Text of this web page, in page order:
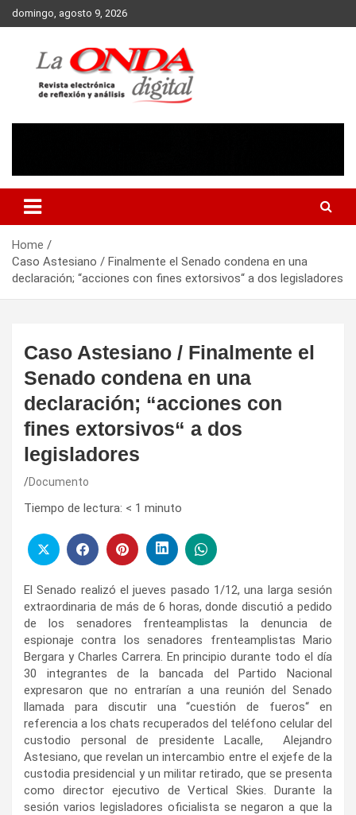
Skip
to
domingo, agosto 9, 2026
Home
Caso Astesiano / Finalmente el Senado condena en una
declaración; “acciones con fines extorsivos“ a dos legisladores
Caso Astesiano / Finalmente el
Senado condena en una
declaración; “acciones con
fines extorsivos“ a dos
legisladores
Documento
Tiempo de lectura: < 1 minuto
El Senado realizó el jueves pasado 1/12, una larga sesión
extraordinaria de más de 6 horas, donde discutió a pedido
de los senadores frenteamplistas la denuncia de
espionaje contra los senadores frenteamplistas Mario
Bergara y Charles Carrera. En principio durante todo el día
30 integrantes de la bancada del Partido Nacional
expresaron que no entrarían a una reunión del Senado
llamada para discutir una “cuestión de fueros“ en
referencia a los chats recuperados del teléfono celular del
custodio personal de presidente Lacalle, Alejandro
Astesiano, que revelan un intercambio entre el exjefe de la
custodia presidencial y un militar retirado, que se presenta
como director ejecutivo de Vertical Skies. Durante la
sesión varios legisladores oficialista se negaron a que la